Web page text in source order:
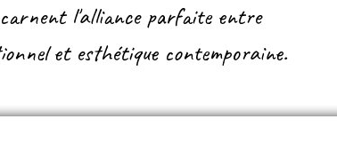
l'alliance parfaite entre
et esthétique contemporaine.